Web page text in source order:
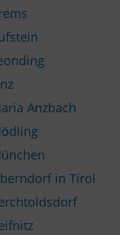
Anzbach
in Tirol